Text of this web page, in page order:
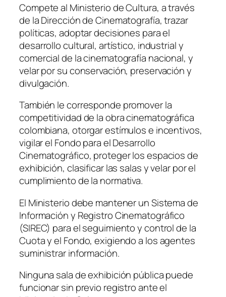
Compete al Ministerio de Cultura, a través
de la Dirección de Cinematografía, trazar
políticas, adoptar decisiones para el
desarrollo cultural, artístico, industrial y
comercial de la cinematografía nacional, y
velar por su conservación, preservación y
divulgación.
También le corresponde promover la
competitividad de la obra cinematográfica
colombiana, otorgar estímulos e incentivos,
vigilar el Fondo para el Desarrollo
Cinematográfico, proteger los espacios de
exhibición, clasificar las salas y velar por el
cumplimiento de la normativa.
El Ministerio debe mantener un Sistema de
Información y Registro Cinematográfico
(SIREC) para el seguimiento y control de la
Cuota y el Fondo, exigiendo a los agentes
suministrar información.
Ninguna sala de exhibición pública puede
funcionar sin previo registro ante el